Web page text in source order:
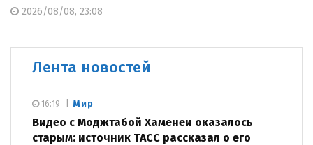
2026/08/08, 23:08
Лента новостей
Мир
Видео с Моджтабой Хаменеи оказалось
старым: источник ТАСС рассказал о его
16:19